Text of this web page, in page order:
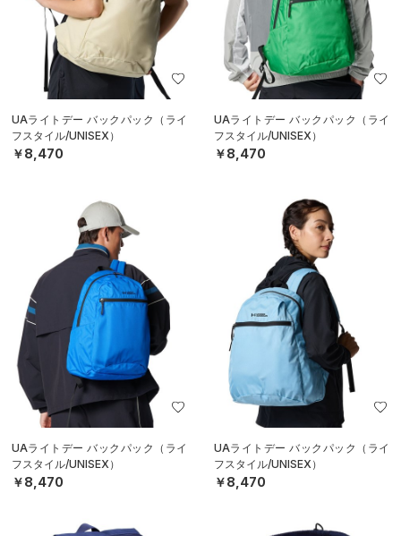
UAライトデー バックパック（ライ
フスタイル/UNISEX）
￥8,470
UAライトデー バックパック（ライ
フスタイル/UNISEX）
￥8,470
UAライトデー バックパック（ライ
フスタイル/UNISEX）
￥8,470
UAライトデー バックパック（ライ
フスタイル/UNISEX）
￥8,470